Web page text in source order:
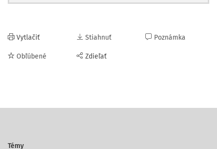
Vytlačiť
Obľúbené
Stiahnuť
Zdieľať
Poznámka
Témy